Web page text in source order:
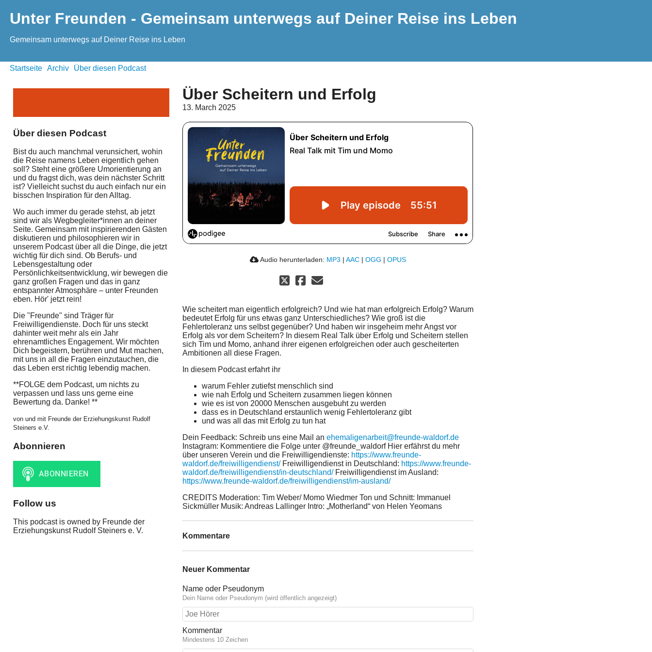
Unter Freunden - Gemeinsam unterwegs auf Deiner Reise ins Leben
Gemeinsam unterwegs auf Deiner Reise ins Leben
Startseite Archiv Über diesen Podcast
Über diesen Podcast
Bist du auch manchmal verunsichert, wohin
die Reise namens Leben eigentlich gehen
soll? Steht eine größere Umorientierung an
und du fragst dich, was dein nächster Schritt
ist? Vielleicht suchst du auch einfach nur ein
bisschen Inspiration für den Alltag.
Wo auch immer du gerade stehst, ab jetzt
sind wir als Wegbegleiter*innen an deiner
Seite. Gemeinsam mit inspirierenden Gästen
diskutieren und philosophieren wir in
unserem Podcast über all die Dinge, die jetzt
wichtig für dich sind. Ob Berufs- und
Lebensgestaltung oder
Persönlichkeitsentwicklung, wir bewegen die
ganz großen Fragen und das in ganz
entspannter Atmosphäre – unter Freunden
eben. Hör' jetzt rein!
Die "Freunde" sind Träger für
Freiwilligendienste. Doch für uns steckt
dahinter weit mehr als ein Jahr
ehrenamtliches Engagement. Wir möchten
Dich begeistern, berühren und Mut machen,
mit uns in all die Fragen einzutauchen, die
das Leben erst richtig lebendig machen.
**FOLGE dem Podcast, um nichts zu
verpassen und lass uns gerne eine
Bewertung da. Danke! **
von und mit Freunde der Erziehungskunst Rudolf
Steiners e.V.
Abonnieren
Follow us
This podcast is owned by Freunde der
Erziehungskunst Rudolf Steiners e. V.
Über Scheitern und Erfolg
13. March 2025
Audio herunterladen: MP3 |AAC |OGG |OPUS
Wie scheitert man eigentlich erfolgreich? Und wie hat man erfolgreich Erfolg? Warum
bedeutet Erfolg für uns etwas ganz Unterschiedliches? Wie groß ist die
Fehlertoleranz uns selbst gegenüber? Und haben wir insgeheim mehr Angst vor
Erfolg als vor dem Scheitern? In diesem Real Talk über Erfolg und Scheitern stellen
sich Tim und Momo, anhand ihrer eigenen erfolgreichen oder auch gescheiterten
Ambitionen all diese Fragen.
In diesem Podcast erfahrt ihr
warum Fehler zutiefst menschlich sind
wie nah Erfolg und Scheitern zusammen liegen können
wie es ist von 20000 Menschen ausgebuht zu werden
dass es in Deutschland erstaunlich wenig Fehlertoleranz gibt
und was all das mit Erfolg zu tun hat
Dein Feedback: Schreib uns eine Mail anehemaligenarbeit@freunde-waldorf.de
Instagram: Kommentiere die Folge unter @freunde_waldorf Hier erfährst du mehr
über unseren Verein und die Freiwilligendienste: https://www.freunde-
waldorf.de/freiwilligendienst/Freiwilligendienst in Deutschland: https://www.freunde-
waldorf.de/freiwilligendienst/in-deutschland/Freiwilligendienst im Ausland:
https://www.freunde-waldorf.de/freiwilligendienst/im-ausland/
CREDITS Moderation: Tim Weber/ Momo Wiedmer Ton und Schnitt: Immanuel
Sickmüller Musik: Andreas Lallinger Intro: „Motherland“ von Helen Yeomans
Kommentare
Neuer Kommentar
Name oder Pseudonym
Dein Name oder Pseudonym (wird öffentlich angezeigt)
Kommentar
Mindestens 10 Zeichen